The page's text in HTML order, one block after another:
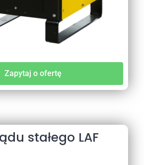
Zapytaj o ofertę
stałego LAF